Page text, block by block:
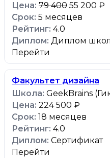
79 400 55 200 ₽
5 месяцев
4.0
Диплом
Перейти
Факультет дизайна
GeekBrains
224 500 ₽
18 месяцев
4.0
Сертификат
Перейти